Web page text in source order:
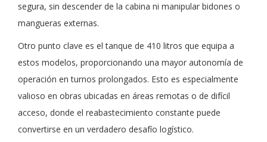
segura, sin descender de la cabina ni manipular bidones o
mangueras externas.
Otro punto clave es el tanque de 410 litros que equipa a
estos modelos, proporcionando una mayor autonomía de
operación en turnos prolongados. Esto es especialmente
valioso en obras ubicadas en áreas remotas o de difícil
acceso, donde el reabastecimiento constante puede
convertirse en un verdadero desafío logístico.